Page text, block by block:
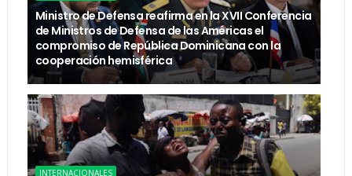
Ministro de Defensa reafirma en la XVII Conferencia
de Ministros de Defensa de las Américas el
compromiso de República Dominicana con la
cooperación hemisférica
INTERNACIONALES